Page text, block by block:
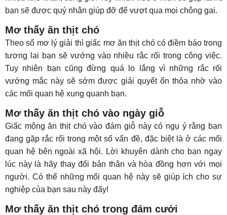
bạn sẽ được quý nhân giúp đỡ để vượt qua mọi chông gai.
Mơ thấy ăn thịt chó
Theo sổ mơ lý giải thì giấc mơ ăn thịt chó có điềm báo trong
tương lai bạn sẽ vướng vào nhiều rắc rối trong công việc.
Tuy nhiên bạn cũng đừng quá lo lắng vì những rắc rối
vướng mắc này sẽ sớm được giải quyết ổn thỏa nhờ vào
các mối quan hệ xung quanh bạn.
Mơ thấy ăn thịt chó vào ngày giỗ
Giấc mộng ăn thịt chó vào đám giỗ này có ngụ ý rằng bạn
đang gặp rắc rối trong một số vấn đề, đặc biệt là ở các mối
quan hệ bên ngoài xã hội. Lời khuyên dành cho bạn ngay
lúc này là hãy thay đổi bản thân và hòa đồng hơn với mọi
người. Có thể những mối quan hệ này sẽ giúp ích cho sự
nghiệp của bạn sau này đấy!
Mơ thấy ăn thịt chó trong đám cưới